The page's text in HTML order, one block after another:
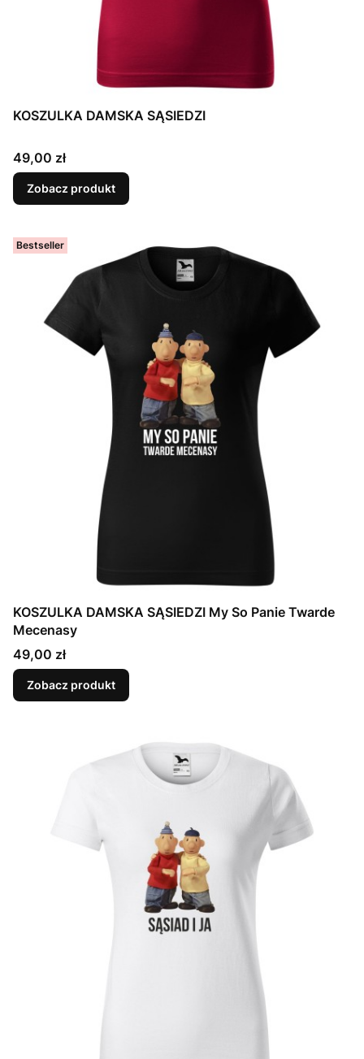
KOSZULKA DAMSKA SĄSIEDZI
Cena
49,00 zł
Zobacz produkt
Bestseller
KOSZULKA DAMSKA SĄSIEDZI My So Panie Twarde
Mecenasy
Cena
49,00 zł
Zobacz produkt